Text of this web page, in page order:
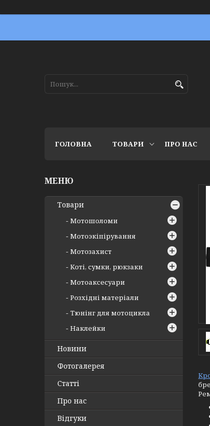
ГОЛОВНА ТОВАРИ ПРО НАС
Товари
Мотошоломи
Мотоэкіпірування
Мотозахист
Коті, сумки, рюкзаки
Мотоаксесуари
Розхідні матеріали
Тюнінг для мотоцикла
Наклейки
Новини
Фотогалерея
Статті
Про нас
Відгуки